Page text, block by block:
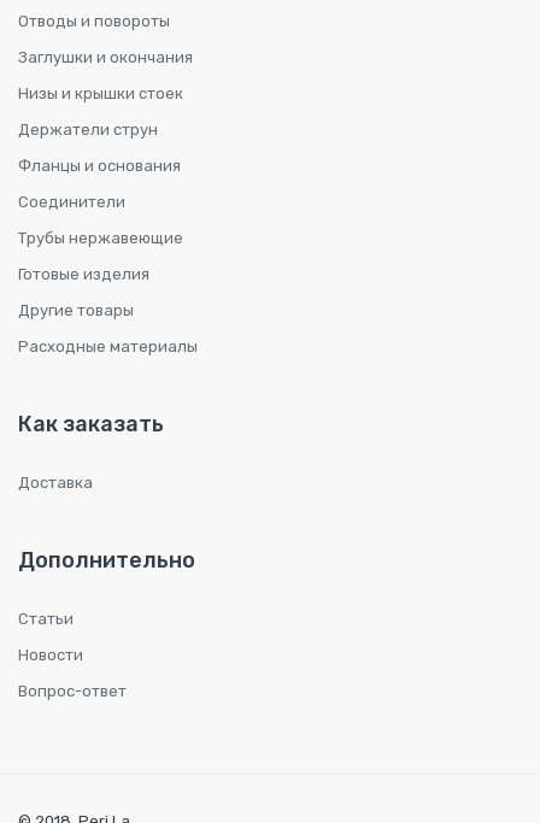
Отводы и повороты
Заглушки и окончания
Низы и крышки стоек
Держатели струн
Фланцы и основания
Соединители
Трубы нержавеющие
Готовые изделия
Другие товары
Расходные материалы
Как заказать
Доставка
Дополнительно
Статьи
Новости
Вопрос-ответ